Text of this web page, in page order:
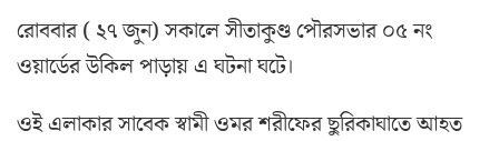
রোববার ( ২৭ জুন) সকালে সীতাকুণ্ড পৌরসভার ০৫ নং
ওয়ার্ডের উকিল পাড়ায় এ ঘটনা ঘটে।
ওই এলাকার সাবেক স্বামী ওমর শরীফের ছুরিকাঘাতে আহত